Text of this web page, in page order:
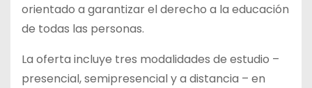
orientado a garantizar el derecho a la educación
de todas las personas.
La oferta incluye tres modalidades de estudio –
presencial, semipresencial y a distancia – en